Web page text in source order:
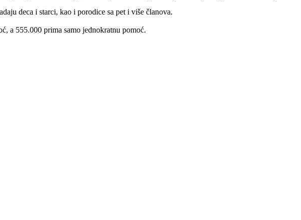
deca i starci, kao i porodice sa pet i više članova.
a 555.000 prima samo jednokratnu pomoć.